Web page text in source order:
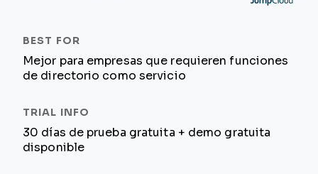
Mejor para empresas que requieren funciones
de directorio como servicio
30 días de prueba gratuita + demo gratuita
disponible